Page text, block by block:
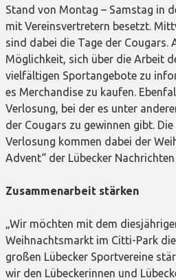
Stand von Montag – Samstag in
mit Vereinsvertretern besetzt.
sind dabei die Tage der Cougars.
Möglichkeit, sich über die Arbeit
vielfältigen Sportangebote zu
es Merchandise zu kaufen.
Verlosung, bei der es unter
der Cougars zu gewinnen gibt.
Verlosung kommen dabei der
Advent“ der Lübecker
Zusammenarbeit stärken
„Wir möchten mit dem
Weihnachtsmarkt im Citti-Park
großen Lübecker Sportvereine
wir den Lübeckerinnen und